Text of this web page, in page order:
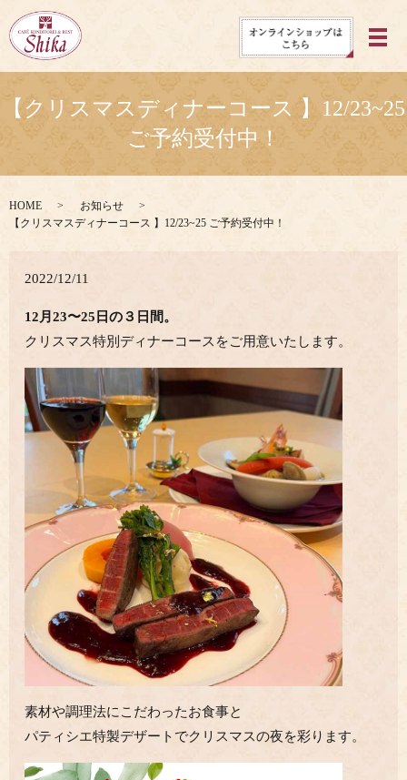
メ
【クリスマスディナーコース 】12/23~25
ご予約受付中！
HOME
お知らせ
【クリスマスディナーコース 】12/23~25 ご予約受付中！
2022/12/11
12月23〜25日の３日間。
クリスマス特別ディナーコースをご用意いたします。
素材や調理法にこだわったお食事と
パティシエ特製デザートでクリスマスの夜を彩ります。